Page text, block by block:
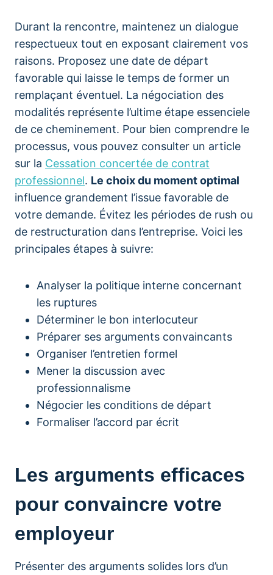
Durant la rencontre, maintenez un dialogue
respectueux tout en exposant clairement vos
raisons. Proposez une date de départ
favorable qui laisse le temps de former un
remplaçant éventuel. La négociation des
modalités représente l’ultime étape essenciele
de ce cheminement. Pour bien comprendre le
processus, vous pouvez consulter un article
sur la Cessation concertée de contrat
professionnel. Le choix du moment optimal
influence grandement l’issue favorable de
votre demande. Évitez les périodes de rush ou
de restructuration dans l’entreprise. Voici les
principales étapes à suivre:
Analyser la politique interne concernant
les ruptures
Déterminer le bon interlocuteur
Préparer ses arguments convaincants
Organiser l’entretien formel
Mener la discussion avec
professionnalisme
Négocier les conditions de départ
Formaliser l’accord par écrit
Les arguments efficaces
pour convaincre votre
employeur
Présenter des arguments solides lors d’un